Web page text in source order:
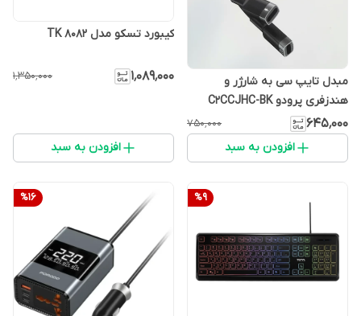
مبدل تایپ سی به شارژر و
هندزفری پرودو C2CCJHC-BK
۶۴۵٬۰۰۰ ۷۵۰٬۰۰۰
افزودن به سبد
کیبورد تسکو مدل TK 8082
۱٬۰۸۹٬۰۰۰ ۱٬۳۵۰٬۰۰۰
افزودن به سبد
%9
%16